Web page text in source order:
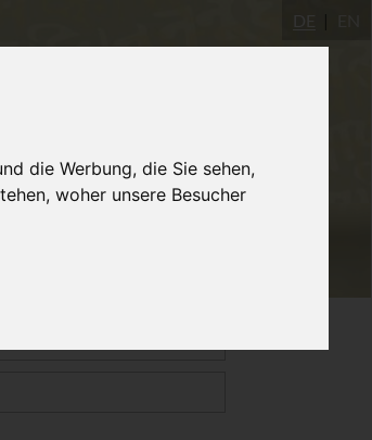
die Werbung, die Sie sehen,
woher unsere Besucher
DE